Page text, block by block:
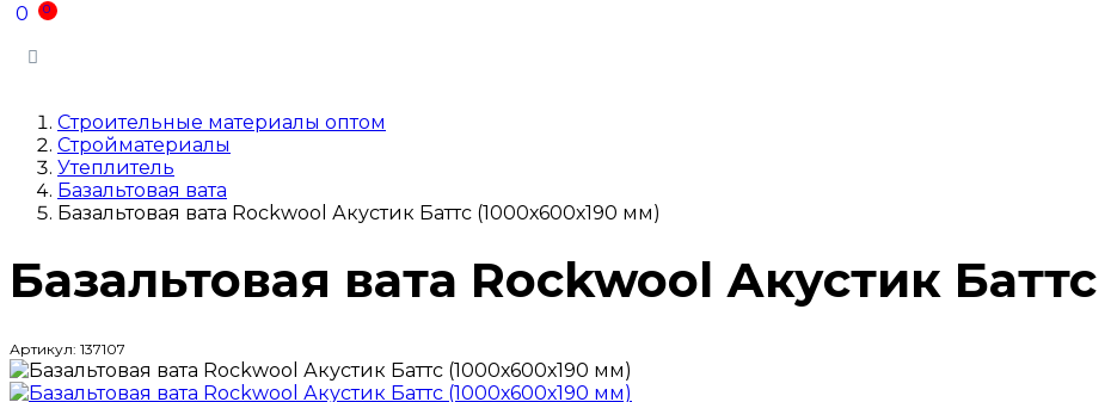
0
0
Строительные материалы оптом
Стройматериалы
Утеплитель
Базальтовая вата
Базальтовая вата Rockwool Акустик Баттс (1000х600х190 мм)
Базальтовая вата Rockwool Акустик
Артикул: 137107